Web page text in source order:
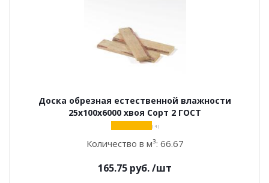
Доска обрезная естественной влажности
25х100х6000 хвоя Сорт 2 ГОСТ
( 4 )
Количество в м³: 66.67
165.75 руб./шт